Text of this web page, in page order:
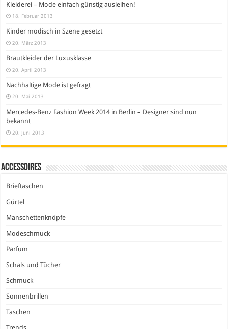
Kleiderei – Mode einfach günstig ausleihen!
18. Februar 2013
Kinder modisch in Szene gesetzt
20. März 2013
Brautkleider der Luxusklasse
20. April 2013
Nachhaltige Mode ist gefragt
20. Mai 2013
Mercedes-Benz Fashion Week 2014 in Berlin – Designer sind nun
bekannt
20. Juni 2013
Accessoires
Brieftaschen
Gürtel
Manschettenknöpfe
Modeschmuck
Parfum
Schals und Tücher
Schmuck
Sonnenbrillen
Taschen